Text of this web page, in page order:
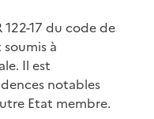
17 du code de
soumis à
Il est
notables
Etat membre.